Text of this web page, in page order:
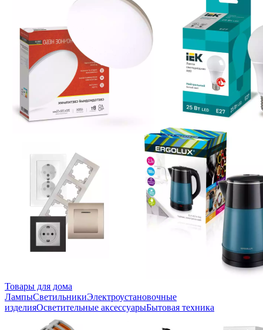
Товары для дома
ЛампыСветильникиЭлектроустановочные
изделияОсветительные аксессуарыБытовая техника